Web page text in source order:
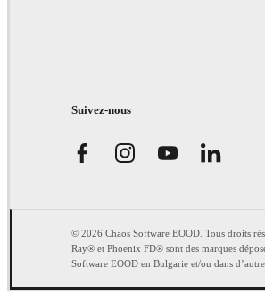
Suivez-nous
© 2026 Chaos Software EOOD. Tous droits
Ray® et Phoenix FD® sont des marques
Software EOOD en Bulgarie et/ou dans